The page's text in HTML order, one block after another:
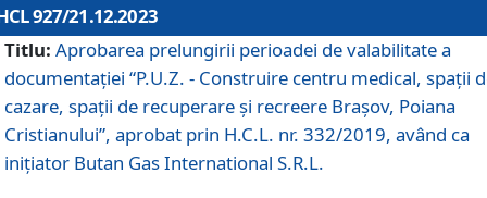
927/21.12.2023
Titlu: Aprobarea prelungirii perioadei de valabilitate a
documentaţiei “P.U.Z. - Construire centru medical, spații
cazare, spații de recuperare și recreere Brașov, Poiana
Cristianului”, aprobat prin H.C.L. nr. 332/2019, având ca
inițiator Butan Gas International S.R.L.